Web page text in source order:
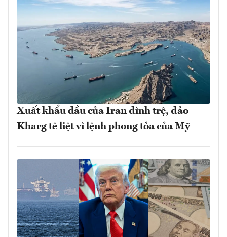
Xuất khẩu dầu của Iran đình trệ, đảo
Kharg tê liệt vì lệnh phong tỏa của Mỹ